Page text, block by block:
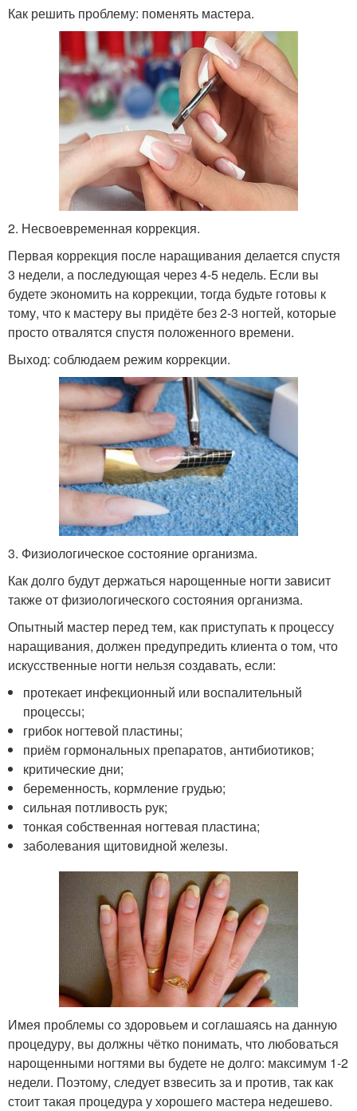
Как решить проблему: поменять мастера.
2. Несвоевременная коррекция.
Первая коррекция после наращивания делается спустя
3 недели, а последующая через 4-5 недель. Если вы
будете экономить на коррекции, тогда будьте готовы к
тому, что к мастеру вы придёте без 2-3 ногтей, которые
просто отвалятся спустя положенного времени.
Выход: соблюдаем режим коррекции.
3. Физиологическое состояние организма.
Как долго будут держаться нарощенные ногти зависит
также от физиологического состояния организма.
Опытный мастер перед тем, как приступать к процессу
наращивания, должен предупредить клиента о том, что
искусственные ногти нельзя создавать, если:
протекает инфекционный или воспалительный
процессы;
грибок ногтевой пластины;
приём гормональных препаратов, антибиотиков;
критические дни;
беременность, кормление грудью;
сильная потливость рук;
тонкая собственная ногтевая пластина;
заболевания щитовидной железы.
Имея проблемы со здоровьем и соглашаясь на данную
процедуру, вы должны чётко понимать, что любоваться
нарощенными ногтями вы будете не долго: максимум 1-2
недели. Поэтому, следует взвесить за и против, так как
стоит такая процедура у хорошего мастера недешево.